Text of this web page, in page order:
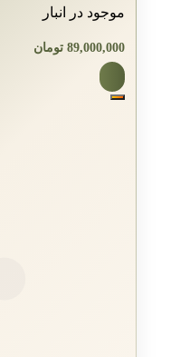
موجود در انبار
89,000,000 تومان